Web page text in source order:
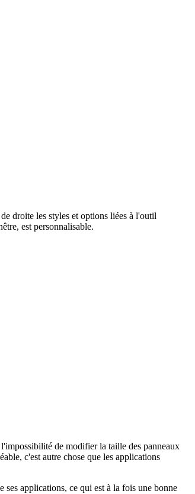
droite les styles et options liées à l'outil
est personnalisable.
de modifier la taille des panneaux
c'est autre chose que les applications
applications, ce qui est à la fois une bonne